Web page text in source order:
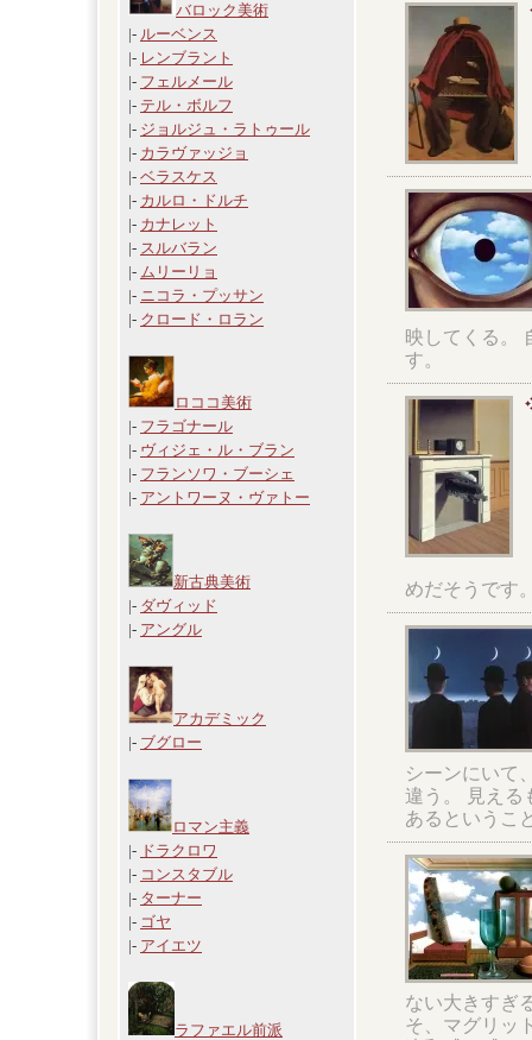
バロック美術
|- ルーベンス
|- レンブラント
|- フェルメール
|- テル・ボルフ
|- ジョルジュ・ラトゥール
|- カラヴァッジョ
|- ベラスケス
|- カルロ・ドルチ
|- カナレット
|- スルバラン
|- ムリーリョ
|- ニコラ・プッサン
|- クロード・ロラン
ロココ美術
|- フラゴナール
|- ヴィジェ・ル・ブラン
|- フランソワ・ブーシェ
|- アントワーヌ・ヴァトー
新古典美術
|- ダヴィッド
|- アングル
アカデミック
|- ブグロー
ロマン主義
|- ドラクロワ
|- コンスタブル
|- ターナー
|- ゴヤ
|- アイエツ
ラファエル前派
映してくる。
す。
めだそうです
シーンにいて
違う。 見える
あるというこ
ない大きすぎ
そ、マグリッ